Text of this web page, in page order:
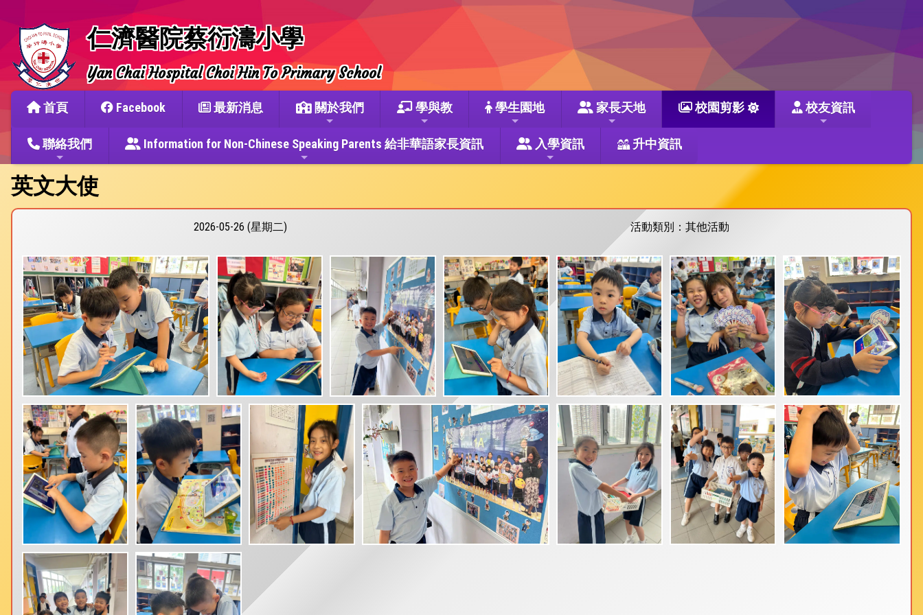
仁濟醫院蔡衍濤小學
Yan Chai Hospital Choi Hin To Primary School
首頁 Facebook 最新消息 關於我們 學與教 學生園地 家長天地 校園剪影 校友資訊
聯絡我們 Information for Non-Chinese Speaking Parents 給非華語家長資訊 入學資訊 升中資訊
英文大使
2026-05-26 (星期二) 活動類別：其他活動